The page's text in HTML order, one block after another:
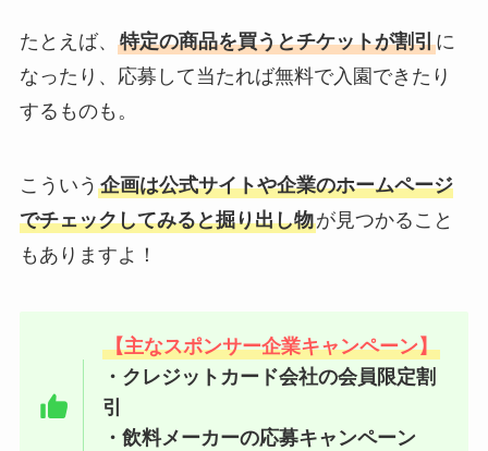
たとえば、 特定の商品を買うとチケットが割引に
なったり、応募して当たれば無料で入園できたり
するものも。
こういう 企画は公式サイトや企業のホームページ
でチェックしてみると掘り出し物が見つかること
もありますよ！
【主なスポンサー企業キャンペーン】
・クレジットカード会社の会員限定割
引
・飲料メーカーの応募キャンペーン